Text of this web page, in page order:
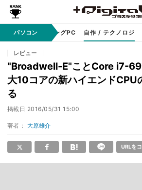
パソコン
PC本体 ゲーミングPC 自作 / テクノロジ
レビュー
"Broadwell-E"ことCore i7-
大10コアの新ハイエンドCPU
る
掲載日 2016/05/31 15:00
著者： 大原雄介
URLを